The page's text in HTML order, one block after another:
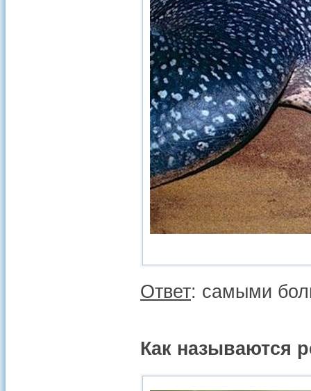
Ответ: самыми
Как называются